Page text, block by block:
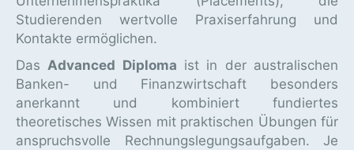
Studierenden wertvolle Praxiserfahrung und
Kontakte ermöglichen.
DasAdvanced Diploma ist in der australischen
Banken- und Finanzwirtschaft besonders
anerkannt und kombiniert fundiertes
theoretisches Wissen mit praktischen Übungen für
anspruchsvolle Rechnungslegungsaufgaben. Je